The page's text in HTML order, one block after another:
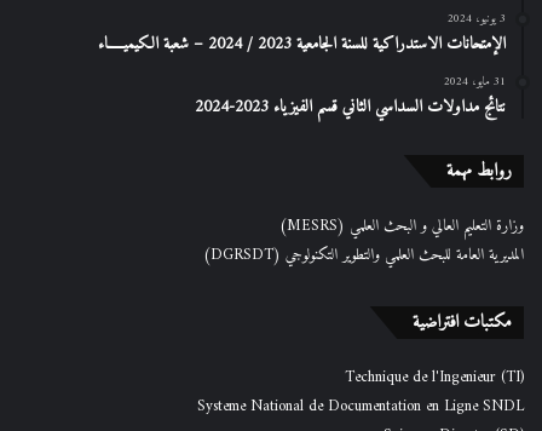
3 يونيو، 2024
الإمتحانات الاستدراكیة للسنة الجامعیة 2023 / 2024 – شعبة الكیمیـــــاء
31 مايو، 2024
نتائج مداولات السداسي الثاني قسم الفيزياء 2023-2024
روابط مهمة
وزارة التعليم العالي و البحث العلمي (MESRS)
المديرية العامة للبحث العلمي والتطوير التكنولوجي (DGRSDT)
مكتبات افتراضية
Technique de l'Ingenieur (TI)
Systeme National de Documentation en Ligne SNDL